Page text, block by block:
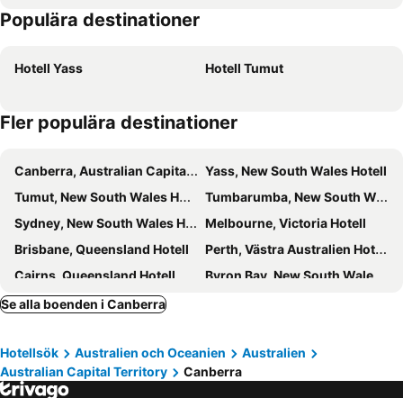
Burley Griffin Lake
Populära destinationer
Hotell Yass Hotell Tumut
Fler populära destinationer
Canberra, Australian Capital Territory Hotell
Yass, New South Wales Hotell
Tumut, New South Wales Hotell
Tumbarumba, New South Wales Hotell
Sydney, New South Wales Hotell
Melbourne, Victoria Hotell
Brisbane, Queensland Hotell
Perth, Västra Australien Hotell
Cairns, Queensland Hotell
Byron Bay, New South Wales Hotell
Surfers Paradise, Queensland Hotell
Se alla boenden i Canberra
Hotellsök Australien och Oceanien
Australien
Australian Capital Territory
Canberra